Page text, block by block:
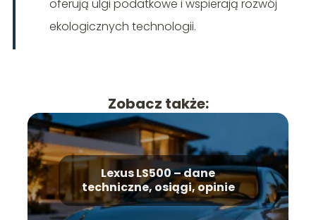
oferują ulgi podatkowe i wspierają rozwój
ekologicznych technologii.
Zobacz także:
Lexus LS500 – dane
techniczne, osiągi, opinie